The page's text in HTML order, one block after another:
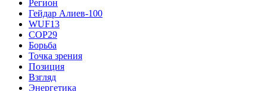
Регион
Гейдар Алиев-100
WUF13
COP29
Борьба
Точка зрения
Позиция
Взгляд
Энергетика